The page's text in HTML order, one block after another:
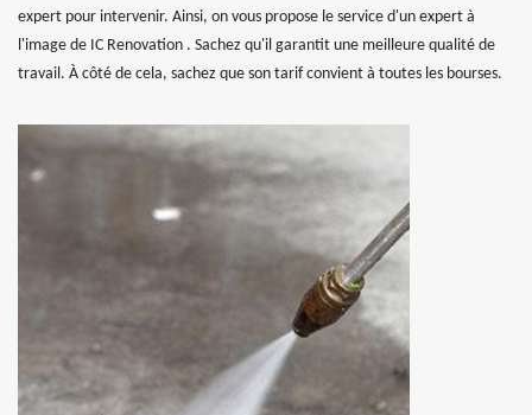
expert pour intervenir. Ainsi, on vous propose le service d'un expert à
l'image de IC Renovation . Sachez qu'il garantit une meilleure qualité de
travail. À côté de cela, sachez que son tarif convient à toutes les bourses.